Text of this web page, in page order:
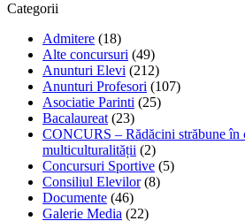
Categorii
Admitere (18)
Alte concursuri (49)
Anunturi Elevi (212)
Anunturi Profesori (107)
Asociatie Parinti (25)
Bacalaureat(23)
CONCURS – Rădăcini străbune în
multiculturalității (2)
Concursuri Sportive (5)
Consiliul Elevilor(8)
Documente (46)
Galerie Media (22)